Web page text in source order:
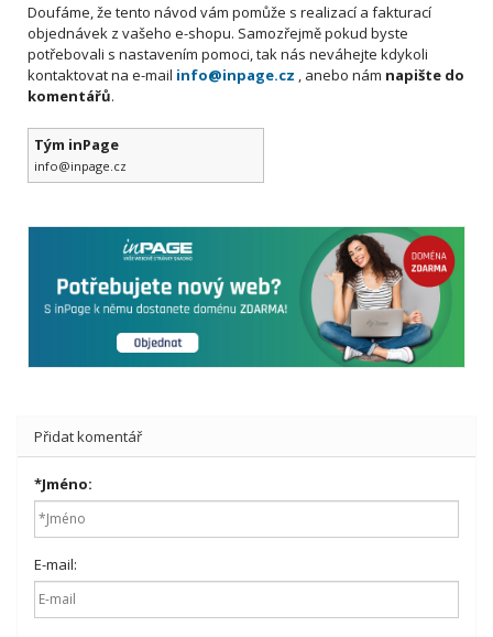
Doufáme, že tento návod vám pomůže s realizací a fakturací
objednávek z vašeho e-shopu. Samozřejmě pokud byste
potřebovali s nastavením pomoci, tak nás neváhejte kdykoli
kontaktovat na e-mail info@inpage.cz , anebo nám napište do
komentářů.
Tým inPage
info@inpage.cz
Přidat komentář
*Jméno:
E-mail: